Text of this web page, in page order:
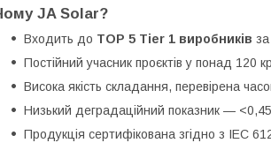
JA Solar?
Входить до TOP 5 Tier 1 виробників
Постійний учасник проєктів у понад 120
Висока якість складання, перевірена
Низький деградаційний показник —
Продукція сертифікована згідно з IEC